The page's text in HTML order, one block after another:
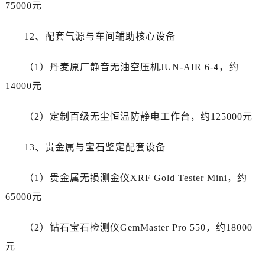
安徽省合肥市蜀山区潜山路111号万象城华润大厦B座12楼03室售后服务中心（需提前预约）
云南省昆明市盘龙区北京路928号同德昆明广场写字楼10层06室售后服务中心（需提前预约）
海南省海口市龙华区金贸东路5号海口华润大厦B座17层1707室售后服务中心（需提前预约）
75000元
12、配套气源与车间辅助核心设备
（1）丹麦原厂静音无油空压机JUN-AIR 6-4，约
14000元
（2）定制百级无尘恒温防静电工作台，约125000元
13、贵金属与宝石鉴定配套设备
（1）贵金属无损测金仪XRF Gold Tester Mini，约
65000元
（2）钻石宝石检测仪GemMaster Pro 550，约18000
元